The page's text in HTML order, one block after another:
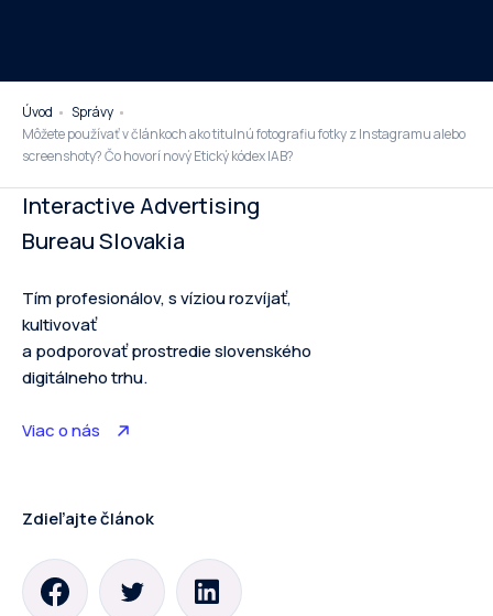
Úvod
Správy
Môžete používať v článkoch ako titulnú fotografiu fotky z Instagramu alebo
screenshoty? Čo hovorí nový Etický kódex IAB?
Interactive Advertising
Bureau Slovakia
Tím profesionálov, s víziou rozvíjať,
kultivovať
a podporovať prostredie slovenského
digitálneho trhu.
Viac o nás
Zdieľajte článok